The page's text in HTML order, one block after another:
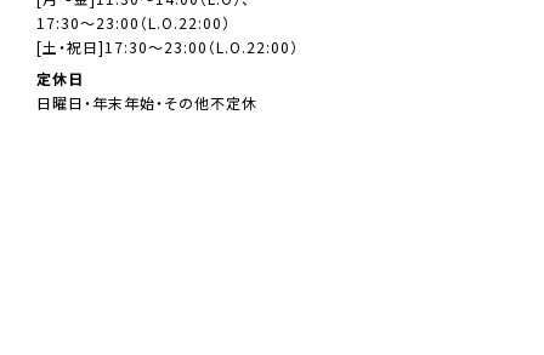
17:30～23:00（L.O.22:00）
[土・祝日]17:30～23:00（L.O.22:00）
定休日
日曜日・年末年始・その他不定休